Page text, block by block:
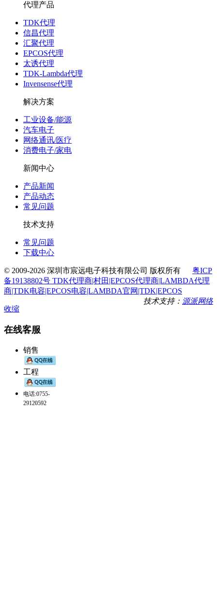
代理产品
TDK代理
信昌代理
汇聚代理
EPCOS代理
太诱代理
TDK-Lambda代理
Invensense代理
解决方案
工业设备/能源
汽车电子
网络通讯/医疗
消费电子/家电
新闻中心
产品新闻
产品动态
常见问题
技术支持
常见问题
下载中心
© 2009-2026 深圳市宸远电子科技有限公司 版权所有 粤ICP
备19138802号 TDK代理商|村田|EPCOS代理商|LAMBDA代理
商|TDK电容|EPCOS电容|LAMBDA官网|TDK|EPCOS
技术支持： 源派网络
收缩
在线客服
销售
工程
电话:0755-
29120592